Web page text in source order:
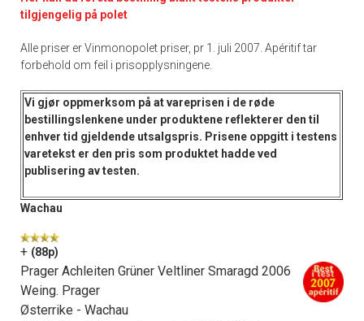
tilgjengelig på polet
Alle priser er Vinmonopolet priser, pr 1. juli 2007. Apéritif tar
forbehold om feil i prisopplysningene.
Vi gjør oppmerksom på at vareprisen i de røde
bestillingslenkene under produktene reflekterer den til
enhver tid gjeldende utsalgspris. Prisene oppgitt i testens
varetekst er den pris som produktet hadde ved
publisering av testen.
Wachau
+ (88p)
Prager Achleiten Grüner Veltliner Smaragd 2006
Weing. Prager
Østerrike - Wachau